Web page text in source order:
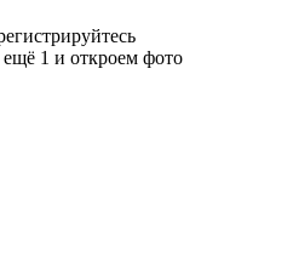
1 и откроем фото